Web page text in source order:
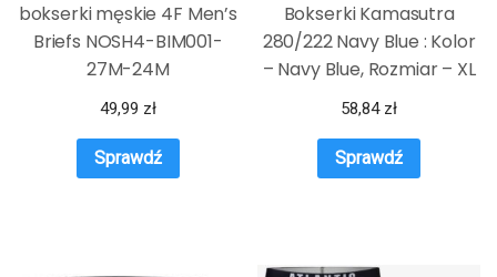
bokserki męskie 4F Men’s
Briefs NOSH4-BIM001-
27M-24M
49,99 zł
Sprawdź
Bokserki Kamasutra
280/222 Navy Blue : Kolor
– Navy Blue, Rozmiar – XL
58,84 zł
Sprawdź